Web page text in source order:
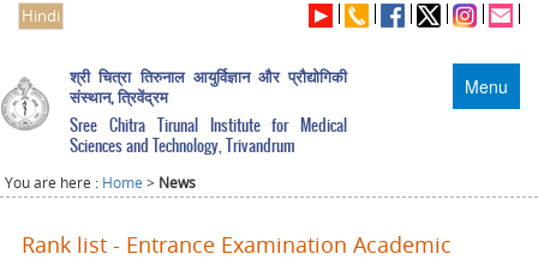
Hindi
Menu
श्री चित्रा तिरुनाल आयुर्विज्ञान और प्रौद्योगिकी
संस्थान, त्रिवेंद्रम
Sree Chitra Tirunal Institute for Medical
Sciences and Technology, Trivandrum
You are here : Home > News
Rank list - Entrance Examination Academic